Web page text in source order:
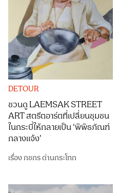
DETOUR
ชวนดู LAEMSAK STREET
ART สตรีตอาร์ตที่เปลี่ยนชุมชน
ในกระบี่ให้กลายเป็น ‘พิพิธภัณฑ์
กลางแจ้ง’
เรื่อง กชกร ด่านกระโทก